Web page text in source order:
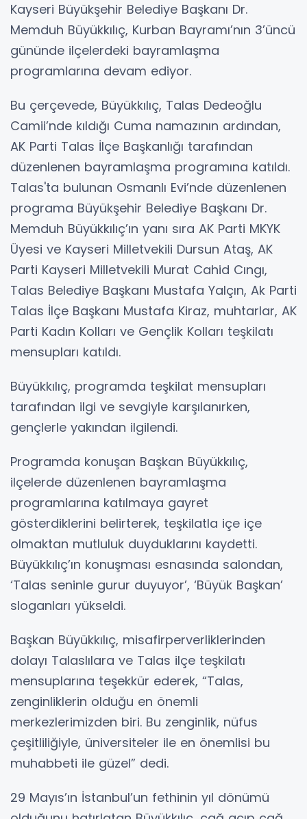
Kayseri Büyükşehir Belediye Başkanı Dr.
Memduh Büyükkılıç, Kurban Bayramı’nın 3’üncü
gününde ilçelerdeki bayramlaşma
programlarına devam ediyor.
Bu çerçevede, Büyükkılıç, Talas Dedeoğlu
Camii’nde kıldığı Cuma namazının ardından,
AK Parti Talas İlçe Başkanlığı tarafından
düzenlenen bayramlaşma programına katıldı.
Talas'ta bulunan Osmanlı Evi’nde düzenlenen
programa Büyükşehir Belediye Başkanı Dr.
Memduh Büyükkılıç’ın yanı sıra AK Parti MKYK
Üyesi ve Kayseri Milletvekili Dursun Ataş, AK
Parti Kayseri Milletvekili Murat Cahid Cıngı,
Talas Belediye Başkanı Mustafa Yalçın, Ak Parti
Talas İlçe Başkanı Mustafa Kiraz, muhtarlar, AK
Parti Kadın Kolları ve Gençlik Kolları teşkilatı
mensupları katıldı.
Büyükkılıç, programda teşkilat mensupları
tarafından ilgi ve sevgiyle karşılanırken,
gençlerle yakından ilgilendi.
Programda konuşan Başkan Büyükkılıç,
ilçelerde düzenlenen bayramlaşma
programlarına katılmaya gayret
gösterdiklerini belirterek, teşkilatla içe içe
olmaktan mutluluk duyduklarını kaydetti.
Büyükkılıç’ın konuşması esnasında salondan,
‘Talas seninle gurur duyuyor’, ‘Büyük Başkan’
sloganları yükseldi.
Başkan Büyükkılıç, misafirperverliklerinden
dolayı Talaslılara ve Talas ilçe teşkilatı
mensuplarına teşekkür ederek, “Talas,
zenginliklerin olduğu en önemli
merkezlerimizden biri. Bu zenginlik, nüfus
çeşitliliğiyle, üniversiteler ile en önemlisi bu
muhabbeti ile güzel” dedi.
29 Mayıs’ın İstanbul’un fethinin yıl dönümü